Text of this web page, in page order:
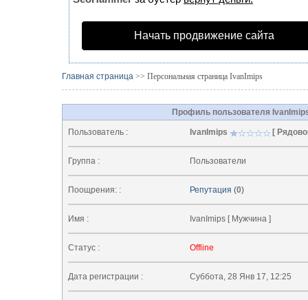
Начать продвижение сайта
Главная страница >> Персональная страница IvanImips
Профиль пользователя
Пользователь : IvanImips [
Группа : Пользователи
Поощрения: : Репутация (0)
Имя : IvanImips [ Мужчина ]
Статус : Offline
Дата регистрации : Суббота, 28 Янв 17, 12:25